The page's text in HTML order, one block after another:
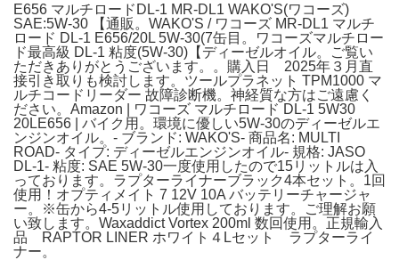
E656 マルチロードDL-1 MR-DL1 WAKO'S(ワコーズ)
SAE:5W-30 【通販。WAKO'S / ワコーズ MR-DL1 マルチ
ロード DL-1 E656/20L 5W-30(7缶目。ワコーズマルチロー
ド最高級 DL-1 粘度(5W-30)【ディーゼルオイル。ご覧い
ただきありがとうございます。。購入日 2025年３月直
接引き取りも検討します。ツールプラネット TPM1000 マ
ルチコードリーダー 故障診断機。神経質な方はご遠慮く
ださい。Amazon | ワコーズ マルチロード DL-1 5W30
20LE656 | バイク用。環境に優しい5W-30のディーゼルエ
ンジンオイル。- ブランド: WAKO'S- 商品名: MULTI
ROAD- タイプ: ディーゼルエンジンオイル- 規格: JASO
DL-1- 粘度: SAE 5W-30一度使用したので15リットルは入
っております。ラプターライナーブラック4本セット。1回
使用！オプティメイト 7 12V 10A バッテリーチャージャ
ー。※缶から4-5リットル使用しております。ご理解お願
い致します。Waxaddict Vortex 200ml 数回使用。正規輸入
品 RAPTOR LINER ホワイト４Lセット ラプターライ
ナー。